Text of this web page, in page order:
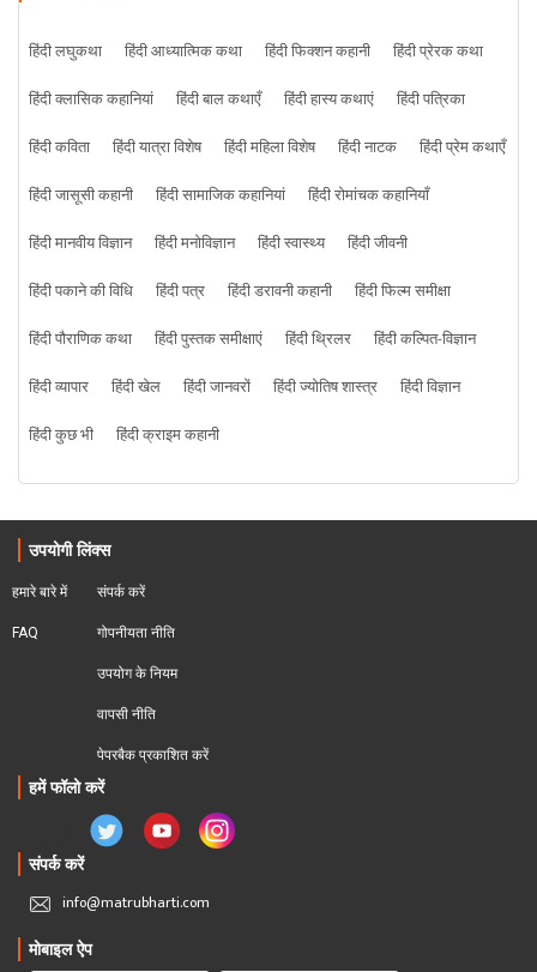
हिंदी लघुकथा हिंदी आध्यात्मिक कथा हिंदी फिक्शन कहानी
हिंदी प्रेरक कथा
हिंदी क्लासिक कहानियां
हिंदी बाल कथाएँ हिंदी हास्य कथाएं
हिंदी पत्रिका
हिंदी कविता
हिंदी यात्रा विशेष हिंदी महिला विशेष हिंदी नाटक
हिंदी प्रेम कथाएँ
हिंदी जासूसी कहानी
हिंदी सामाजिक कहानियां
हिंदी रोमांचक कहानियाँ
हिंदी मानवीय विज्ञान
हिंदी मनोविज्ञान हिंदी स्वास्थ्य
हिंदी जीवनी
हिंदी पकाने की विधि
हिंदी पत्र हिंदी डरावनी कहानी
हिंदी फिल्म समीक्षा
हिंदी पौराणिक कथा
हिंदी पुस्तक समीक्षाएं हिंदी थ्रिलर
हिंदी कल्पित-विज्ञान
हिंदी व्यापार
हिंदी खेल हिंदी जानवरों हिंदी ज्योतिष शास्त्र
हिंदी विज्ञान
हिंदी कुछ भी
हिंदी क्राइम कहानी
उपयोगी लिंक्स
हमारे बारे में
FAQ
संपर्क करें
गोपनीयता नीति
उपयोग के नियम
वापसी नीति
पेपरबैक प्रकाशित करें
हमें फॉलो करें
संपर्क करें
info@matrubharti.com
मोबाइल ऐप